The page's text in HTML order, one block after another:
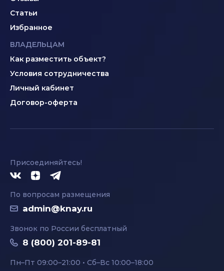
Статьи
Избранное
ВЛАДЕЛЬЦАМ
Как разместить объект?
Условия сотрудничества
Личный кабинет
Договор-оферта
Присоединяйтесь!
По вопросам размещения
admin@knay.ru
Звонок по России бесплатный
8 (800) 201-89-81
Пн–Пт 09:00–21:00 • Сб–Вс 10:00–18:00